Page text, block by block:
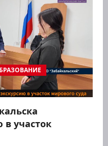
пособник
террористов
участок